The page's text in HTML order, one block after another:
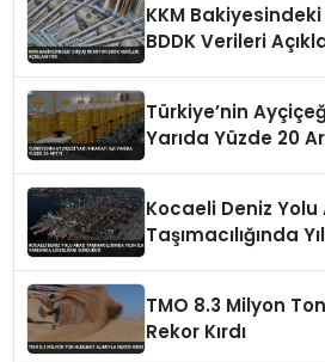
KKM
BDDK Verileri
Türkiye’nin
Yarıda Yüzde 20
Kocaeli Deniz Yolu
Taşımacılığında
TMO 8.3 Milyon
Rekor Kırdı